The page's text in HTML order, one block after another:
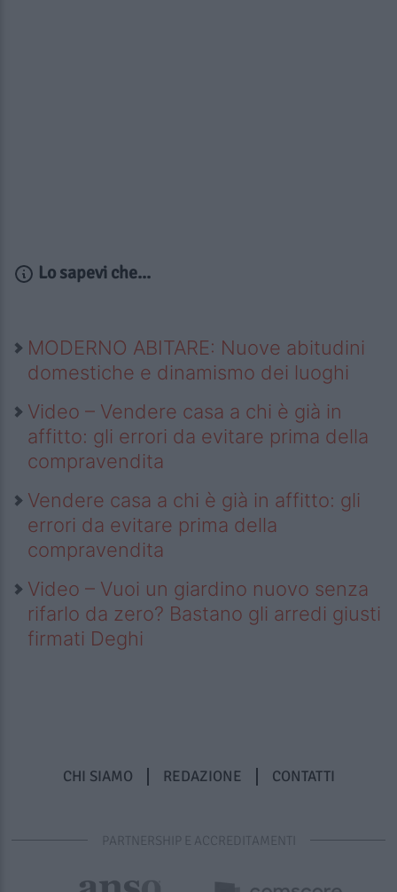
Lo sapevi che...
MODERNO ABITARE: Nuove abitudini
domestiche e dinamismo dei luoghi
Video – Vendere casa a chi è già in
affitto: gli errori da evitare prima della
compravendita
Vendere casa a chi è già in affitto: gli
errori da evitare prima della
compravendita
Video – Vuoi un giardino nuovo senza
rifarlo da zero? Bastano gli arredi giusti
firmati Deghi
CHI SIAMO REDAZIONE CONTATTI
PARTNERSHIP E ACCREDITAMENTI